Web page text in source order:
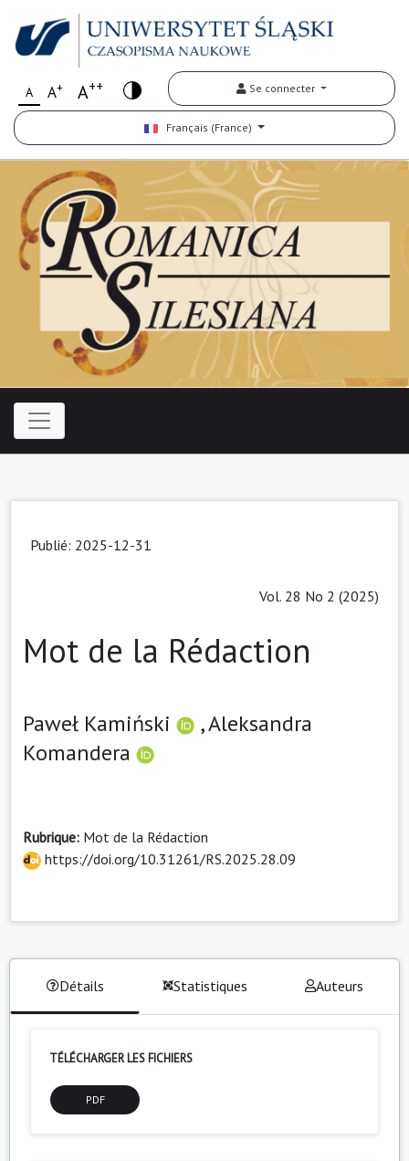
A A+ A++ Se connecter
Français (France)
Publié: 2025-12-31
Vol. 28 No 2 (2025)
Mot de la Rédaction
Paweł Kamiński ,Aleksandra
Komandera
Rubrique: Mot de la Rédaction
https://doi.org/10.31261/RS.2025.28.09
Détails Statistiques Auteurs
TÉLÉCHARGER LES FICHIERS
PDF